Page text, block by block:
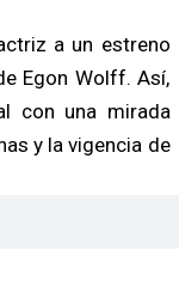
a un estreno
Egon Wolff. Así,
con una mirada
y la vigencia de